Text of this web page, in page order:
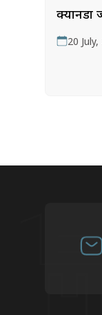
क्यानडा
20